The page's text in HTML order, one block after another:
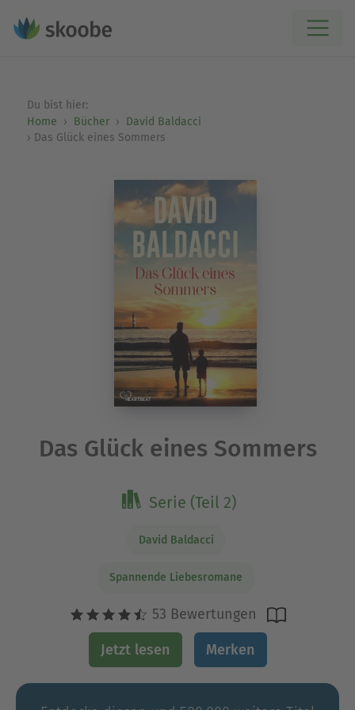
Du bist hier:
Home
Bücher
David Baldacci
Das Glück eines Sommers
Das Glück eines Sommers
Serie (Teil 2)
David Baldacci
Spannende Liebesromane
53 Bewertungen
Jetzt lesen Merken